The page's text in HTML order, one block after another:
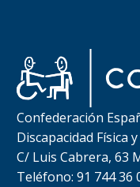
Confederación
Discapacidad Física
C/ Luis Cabrera, 63
Teléfono: 91 744 36